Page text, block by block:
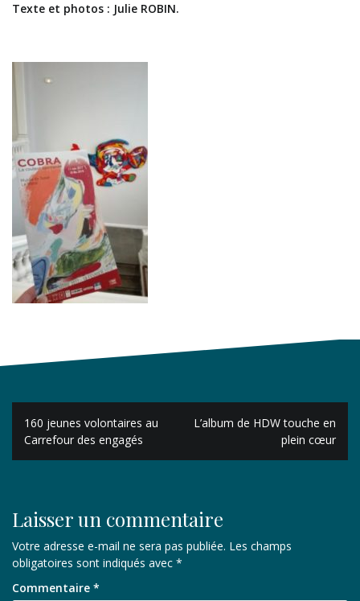
Texte et photos : Julie ROBIN.
Navigation
de
l’article
160 jeunes volontaires au
Carrefour des engagés
L’album de HDW touche en
plein cœur
Laisser un commentaire
Votre adresse e-mail ne sera pas publiée. Les champs
obligatoires sont indiqués avec *
Commentaire *